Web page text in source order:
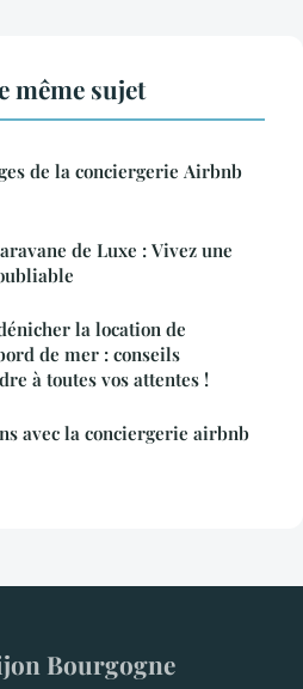
même sujet
de la conciergerie Airbnb
de Luxe : Vivez une
la location de
de mer : conseils
à toutes vos attentes !
avec la conciergerie airbnb
Bourgogne